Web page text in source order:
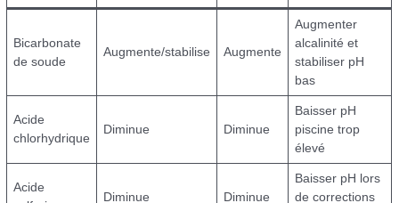
Bicarbonate
de soude
Augmente/stabilise Augmente
Augmenter
alcalinité et
stabiliser pH
bas
Acide
chlorhydrique
Diminue Diminue
Baisser pH
piscine trop
élevé
Acide
Diminue Diminue
Baisser pH lors
de corrections